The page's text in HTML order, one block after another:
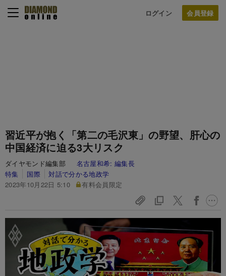
ログイン
習近平が抱く「第二の毛沢東」の野望、肝心の
中国経済に迫る3大リスク
ダイヤモンド編集部 名古屋和希:編集長
特集
国際
対話で分かる地政学
2023年10月22日 5:10
有料会員限定